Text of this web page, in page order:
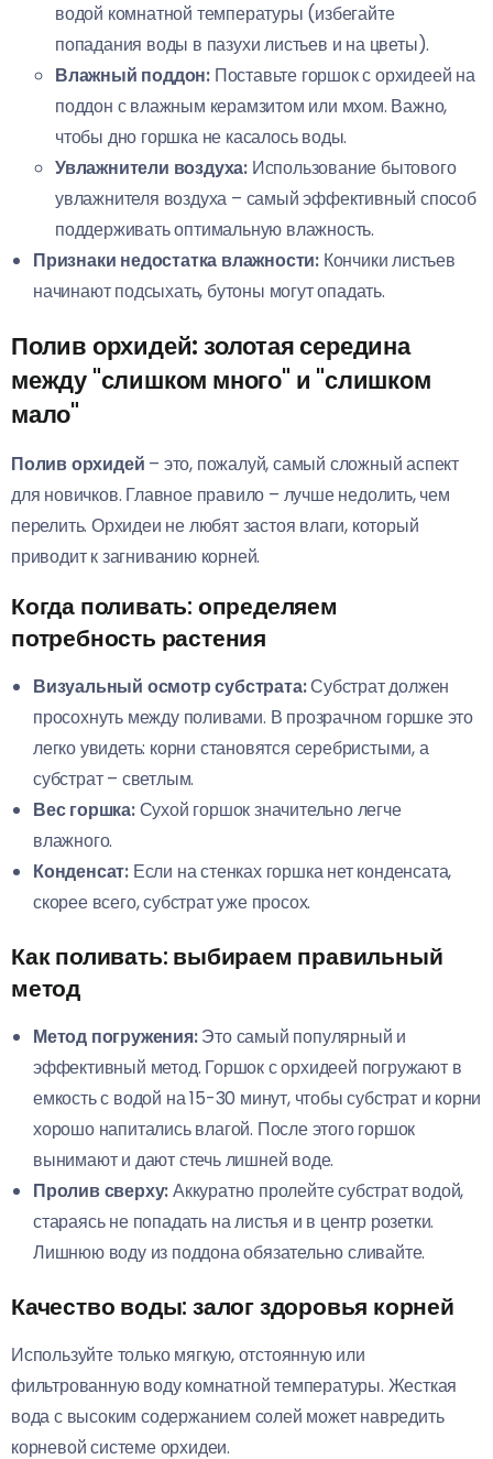
водой комнатной температуры (избегайте
попадания воды в пазухи листьев и на цветы).
Влажный поддон: Поставьте горшок с орхидеей на
поддон с влажным керамзитом или мхом. Важно,
чтобы дно горшка не касалось воды.
Увлажнители воздуха: Использование бытового
увлажнителя воздуха – самый эффективный способ
поддерживать оптимальную влажность.
Признаки недостатка влажности: Кончики листьев
начинают подсыхать, бутоны могут опадать.
Полив орхидей: золотая середина
между "слишком много" и "слишком
мало"
Полив орхидей – это, пожалуй, самый сложный аспект
для новичков. Главное правило – лучше недолить, чем
перелить. Орхидеи не любят застоя влаги, который
приводит к загниванию корней.
Когда поливать: определяем
потребность растения
Визуальный осмотр субстрата:Субстрат должен
просохнуть между поливами. В прозрачном горшке это
легко увидеть: корни становятся серебристыми, а
субстрат – светлым.
Вес горшка:Сухой горшок значительно легче
влажного.
Конденсат: Если на стенках горшка нет конденсата,
скорее всего, субстрат уже просох.
Как поливать: выбираем правильный
метод
Метод погружения:Это самый популярный и
эффективный метод. Горшок с орхидеей погружают в
емкость с водой на 15-30 минут, чтобы субстрат и корни
хорошо напитались влагой. После этого горшок
вынимают и дают стечь лишней воде.
Пролив сверху:Аккуратно пролейте субстрат водой,
стараясь не попадать на листья и в центр розетки.
Лишнюю воду из поддона обязательно сливайте.
Качество воды: залог здоровья корней
Используйте только мягкую, отстоянную или
фильтрованную воду комнатной температуры. Жесткая
вода с высоким содержанием солей может навредить
корневой системе орхидеи.